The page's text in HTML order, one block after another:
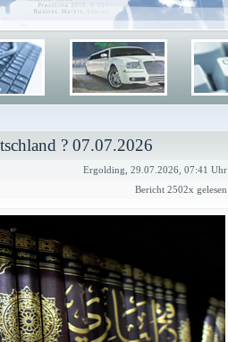
? 07.07.2026
Ergolding, 29.07.2026, 07:41 Uhr
Bericht 2502x gelesen